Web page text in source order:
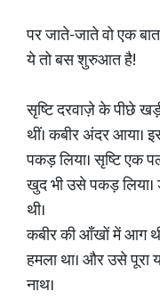
पर जाते-जाते वो एक
ये तो बस शुरुआत है!
सृष्टि दरवाज़े के पीछे
थीं। कबीर अंदर आया।
पकड़ लिया। सृष्टि एक
खुद भी उसे पकड़ लिया।
थी।
कबीर की आँखों में आग
हमला था। और उसे पूरा
नाथ।